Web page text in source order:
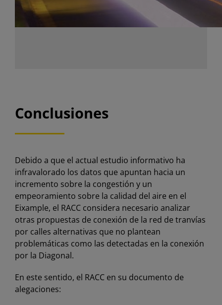
Conclusiones
Debido a que el actual estudio informativo ha
infravalorado los datos que apuntan hacia un
incremento sobre la congestión y un
empeoramiento sobre la calidad del aire en el
Eixample, el RACC considera necesario analizar
otras propuestas de conexión de la red de tranvías
por calles alternativas que no plantean
problemáticas como las detectadas en la conexión
por la Diagonal.
En este sentido, el RACC en su documento de
alegaciones: